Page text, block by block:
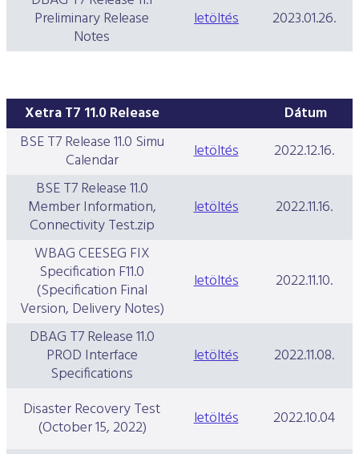
Preliminary Release
Notes
letöltés 2023.01.26.
Xetra T7 11.0 Release
Dátum
BSE T7 Release 11.0 Simu
Calendar letöltés
2022.12.16.
BSE T7 Release 11.0
Member Information,
Connectivity Test.zip
letöltés
2022.11.16.
WBAG CEESEG FIX
Specification F11.0
(Specification Final
Version, Delivery Notes)
letöltés 2022.11.10.
DBAG T7 Release 11.0
PROD Interface
Specifications
letöltés 2022.11.08.
Disaster Recovery Test
(October 15, 2022) letöltés 2022.10.04